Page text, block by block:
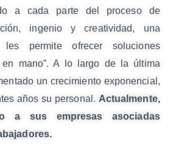
a cada parte del proceso de
ingenio y creatividad, una
les permite ofrecer soluciones
en mano”. A lo largo de la última
un crecimiento exponencial,
años su personal. Actualmente,
a sus empresas asociadas